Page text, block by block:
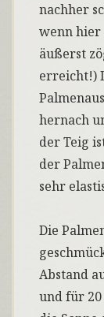
nachher
wenn hier
äußerst
erreicht!)
hernach
der Teig
der
sehr
Die
Abstand
und für 20